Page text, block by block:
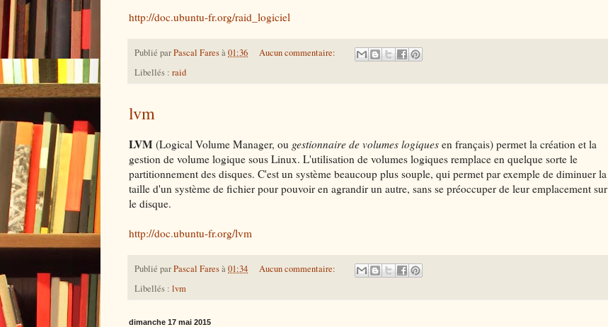
http://doc.ubuntu-fr.org/raid_logiciel
Publié parPascal Faresà01:36
Aucun commentaire:
Libellés : raid
lvm
LVM (Logical Volume Manager, ou gestionnaire de volumes logiques en français) permet la création et la
gestion de volume logique sous Linux. L'utilisation de volumes logiques remplace en quelque sorte le
partitionnement des disques. C'est un système beaucoup plus souple, qui permet par exemple de diminuer la
taille d'un système de fichier pour pouvoir en agrandir un autre, sans se préoccuper de leur emplacement sur
le disque.
http://doc.ubuntu-fr.org/lvm
Publié parPascal Faresà01:34
Aucun commentaire:
Libellés : lvm
dimanche 17 mai 2015